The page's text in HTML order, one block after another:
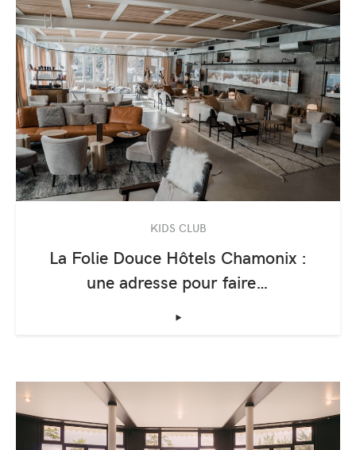
KIDS CLUB
La Folie Douce Hôtels Chamonix :
une adresse pour faire…
‣